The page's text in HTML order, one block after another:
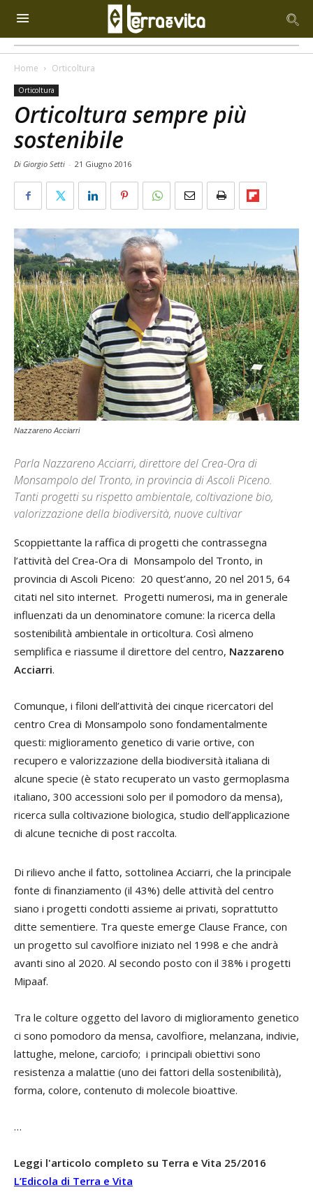
Home Orticoltura
Orticoltura
Orticoltura sempre più
sostenibile
Di Giorgio Setti - 21 Giugno 2016
Nazzareno Acciarri
Parla Nazzareno Acciarri, direttore del Crea-Ora di
Monsampolo del Tronto, in provincia di Ascoli Piceno.
Tanti progetti su rispetto ambientale, coltivazione bio,
valorizzazione della biodiversità, nuove cultivar
Scoppiettante la raffica di progetti che contrassegna
l’attività del Crea-Ora di Monsampolo del Tronto, in
provincia di Ascoli Piceno: 20 quest’anno, 20 nel 2015, 64
citati nel sito internet. Progetti numerosi, ma in generale
influenzati da un denominatore comune: la ricerca della
sostenibilità ambientale in orticoltura. Così almeno
semplifica e riassume il direttore del centro, Nazzareno
Acciarri.
Comunque, i filoni dell’attività dei cinque ricercatori del
centro Crea di Monsampolo sono fondamentalmente
questi: miglioramento genetico di varie ortive, con
recupero e valorizzazione della biodiversità italiana di
alcune specie (è stato recuperato un vasto germoplasma
italiano, 300 accessioni solo per il pomodoro da mensa),
ricerca sulla coltivazione biologica, studio dell’applicazione
di alcune tecniche di post raccolta.
Di rilievo anche il fatto, sottolinea Acciarri, che la principale
fonte di finanziamento (il 43%) delle attività del centro
siano i progetti condotti assieme ai privati, soprattutto
ditte sementiere. Tra queste emerge Clause France, con
un progetto sul cavolfiore iniziato nel 1998 e che andrà
avanti sino al 2020. Al secondo posto con il 38% i progetti
Mipaaf.
Tra le colture oggetto del lavoro di miglioramento genetico
ci sono pomodoro da mensa, cavolfiore, melanzana, indivie,
lattughe, melone, carciofo; i principali obiettivi sono
resistenza a malattie (uno dei fattori della sostenibilità),
forma, colore, contenuto di molecole bioattive.
…
Leggi l'articolo completo su Terra e Vita 25/2016
L’Edicola di Terra e Vita